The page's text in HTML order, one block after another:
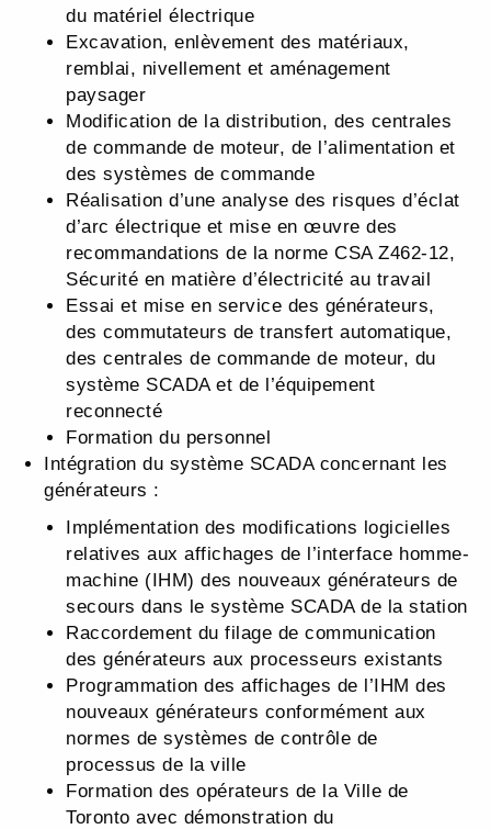
du matériel électrique
Excavation, enlèvement des matériaux,
remblai, nivellement et aménagement
paysager
Modification de la distribution, des centrales
de commande de moteur, de l’alimentation et
des systèmes de commande
Réalisation d’une analyse des risques d’éclat
d’arc électrique et mise en œuvre des
recommandations de la norme CSA Z462-12,
Sécurité en matière d’électricité au travail
Essai et mise en service des générateurs,
des commutateurs de transfert automatique,
des centrales de commande de moteur, du
système SCADA et de l’équipement
reconnecté
Formation du personnel
Intégration du système SCADA concernant les
générateurs :
Implémentation des modifications logicielles
relatives aux affichages de l’interface homme-
machine (IHM) des nouveaux générateurs de
secours dans le système SCADA de la station
Raccordement du filage de communication
des générateurs aux processeurs existants
Programmation des affichages de l’IHM des
nouveaux générateurs conformément aux
normes de systèmes de contrôle de
processus de la ville
Formation des opérateurs de la Ville de
Toronto avec démonstration du